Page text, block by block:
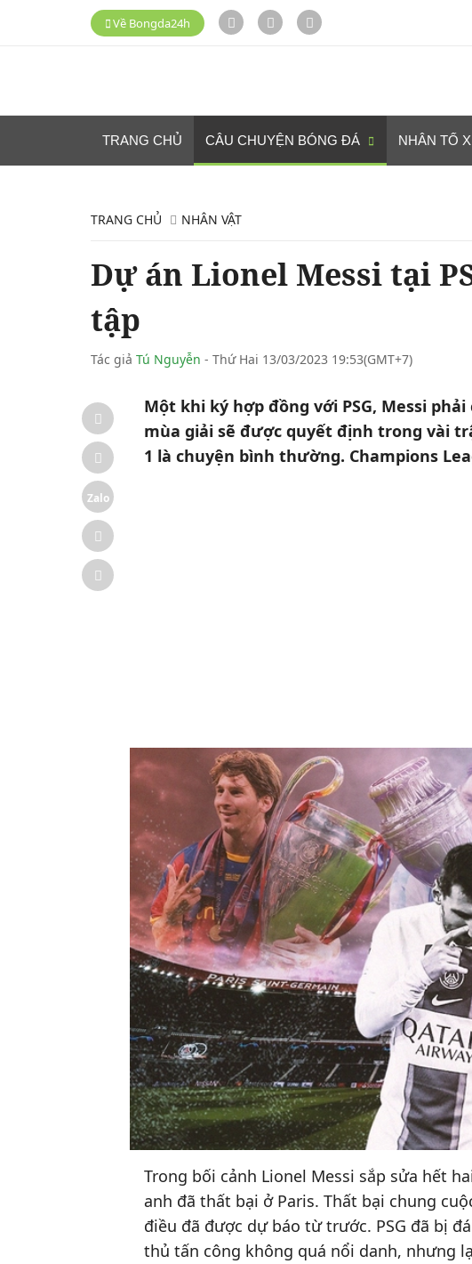
Về Bongda24h
TRANG CHỦ CÂU CHUYỆN BÓNG ĐÁ NHÂN TỐ X
TRANG CHỦ NHÂN VẬT
Dự án Lionel Messi tại
tập
Tác giả Tú Nguyễn - Thứ Hai 13/03/2023 19:53(GMT+7)
Zalo
Một khi ký hợp đồng với PSG, Messi
mùa giải sẽ được quyết định trong vài
1 là chuyện bình thường. Champions
Trong bối cảnh Lionel Messi sắp sửa hết
anh đã thất bại ở Paris. Thất bại chung
điều đã được dự báo từ trước. PSG đã bị
thủ tấn công không quá nổi danh, nhưng